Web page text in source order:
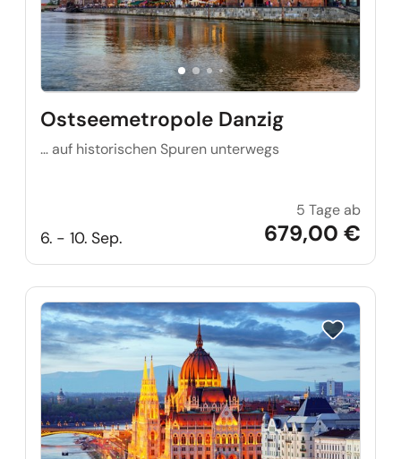
Ostseemetropole Danzig
… auf historischen Spuren unterwegs
6. - 10. Sep.
5 Tage ab
679,00 €
Reise auf